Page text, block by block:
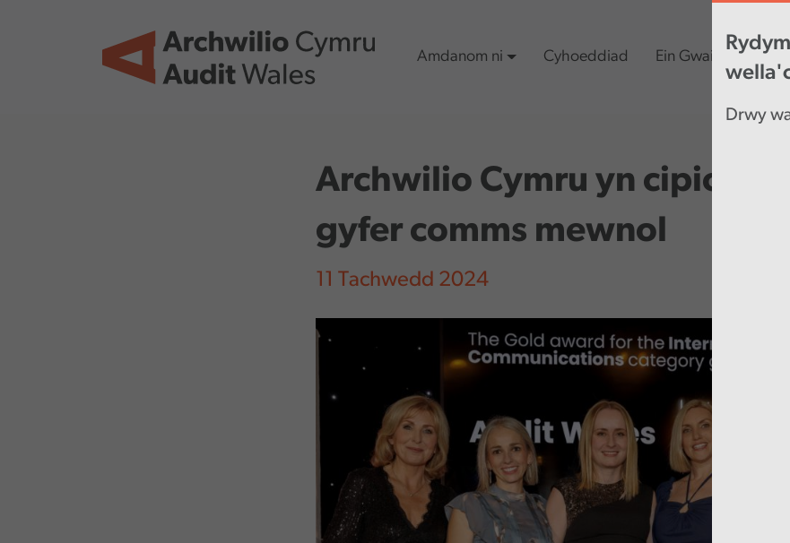
Drwy
Amdanom ni Cyhoeddiad Ein Gwaith
Archwilio Cymru yn cipio aur
gyfer comms mewnol
11 Tachwedd 2024